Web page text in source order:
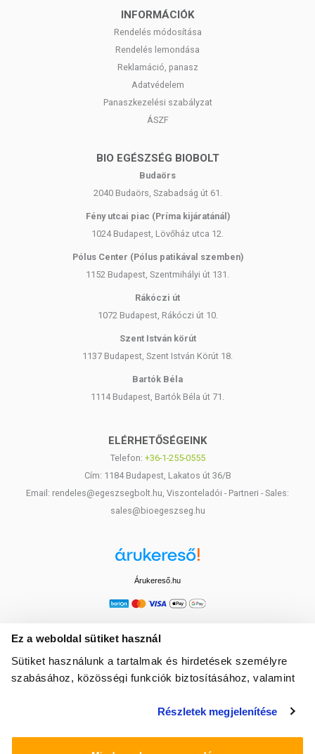
Ez a weboldal sütiket használ
Sütiket használunk a tartalmak és hirdetések személyre
szabásához, közösségi funkciók biztosításához, valamint
média-, hirdető- és elemező partnereinkkel megosztjuk az
Részletek megjelenítése
INFORMÁCIÓK
Rendelés módosítása
Rendelés lemondása
Reklamáció, panasz
Adatvédelem
Panaszkezelési szabályzat
ÁSZF
BIO EGÉSZSÉG BIOBOLT
Budaörs
2040 Budaörs, Szabadság út 61.
Fény utcai piac (Príma kijáratánál)
1024 Budapest, Lövőház utca 12.
Pólus Center (Pólus patikával szemben)
1152 Budapest, Szentmihályi út 131.
Rákóczi út
1072 Budapest, Rákóczi út 10.
Szent István körút
1137 Budapest, Szent István Körút 18.
Bartók Béla
1114 Budapest, Bartók Béla út 71.
ELÉRHETŐSÉGEINK
Telefon: +36-1-255-0555
Cím: 1184 Budapest, Lakatos út 36/B
Email: rendeles@egeszsegbolt.hu, Viszonteladói - Partneri - Sales:
sales@bioegeszseg.hu
Árukereső.hu